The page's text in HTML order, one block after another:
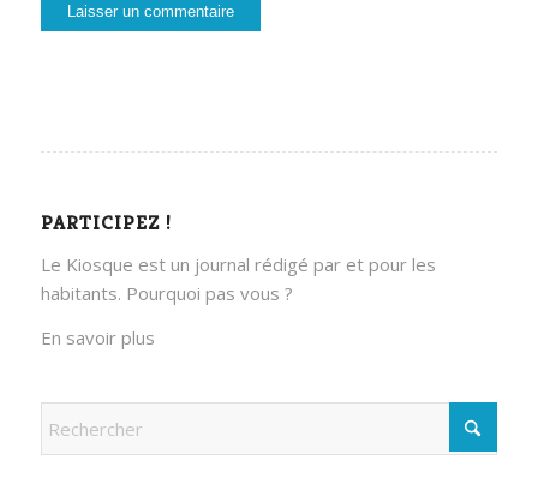
PARTICIPEZ !
Le Kiosque est un journal rédigé par et pour les
habitants. Pourquoi pas vous ?
En savoir plus